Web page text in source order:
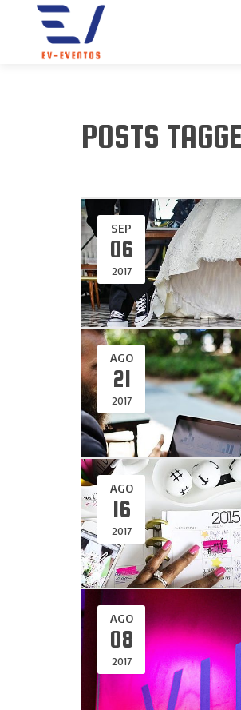
POSTS
SEP
06
2017
AGO
21
2017
AGO
16
2017
AGO
08
2017